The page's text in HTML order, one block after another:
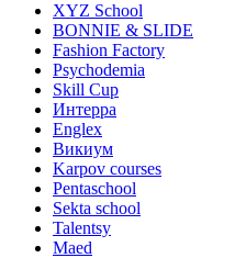
XYZ School
BONNIE & SLIDE
Fashion Factory
Psychodemia
Skill Cup
Интерра
Englex
Викиум
Karpov courses
Pentaschool
Sekta school
Talentsy
Maed